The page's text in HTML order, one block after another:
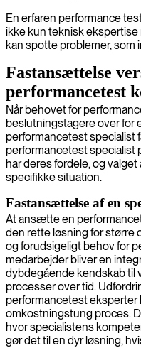
En erfaren performance
ikke kun teknisk
kan spotte problemer, som
Fastansættelse
performancetest
Når behovet for
beslutningstagere over for
performancetest specialist
performancetest specialist
har deres fordele, og
specifikke situation.
Fastansættelse af en
At ansætte en
den rette løsning for større
og forudsigeligt behov for
medarbejder bliver en
dybdegående kendskab til
processer over tid.
performancetest eksperter
omkostningstung proces.
hvor specialistens
gør det til en dyr løsning,